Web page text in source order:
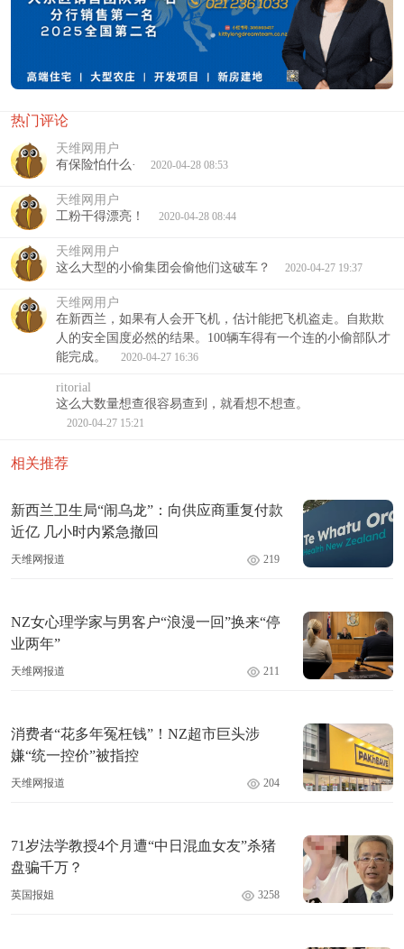
热门评论
天维网用户
有保险怕什么·
2020-04-28 08:53
天维网用户
工粉干得漂亮！
2020-04-28 08:44
天维网用户
这么大型的小偷集团会偷他们这破车？
2020-04-27 19:37
天维网用户
在新西兰，如果有人会开飞机，估计能把飞机盗走。自欺欺
人的安全国度必然的结果。100辆车得有一个连的小偷部队才
能完成。
2020-04-27 16:36
ritorial
这么大数量想查很容易查到，就看想不想查。
2020-04-27 15:21
相关推荐
新西兰卫生局“闹乌龙”：向供应商重复付款
近亿 几小时内紧急撤回
天维网报道 219
NZ女心理学家与男客户“浪漫一回”换来“停
业两年”
天维网报道 211
消费者“花多年冤枉钱”！NZ超市巨头涉
嫌“统一控价”被指控
天维网报道 204
71岁法学教授4个月遭“中日混血女友”杀猪
盘骗千万？
英国报姐 3258